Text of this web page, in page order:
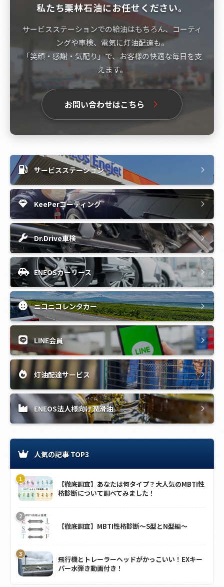
私たち栗林石油にお任せください。
サービスステーションでの給油はもちろん、コーティ
ングや車検、電気に灯油配達も。
「笑顔・感謝・気配り」で、お客様の快適な毎日を支
えます。
お問い合わせはこちら
サービスステーション
KeePerコーティング
Dr.Drive車検
ENEOSカーリース
ニコニコレンタカー
LINE会員
灯油配達サービス
ENEOS法人様向け潤滑油
人気の記事 TOP3
【徹底調査】あなたは何タイプ？大人気のMBTI性
格診断について調べてみました！
【徹底調査】MBTI性格診断～S型とN型編～
飛行機とトレーラーヘッドがかっこいい！EXキー
パー水弾き動画付き！